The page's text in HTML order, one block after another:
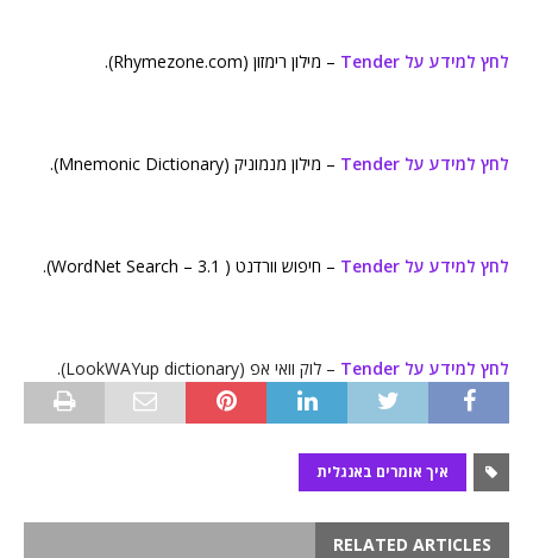
לחץ למידע על Tender – מילון רימזון (Rhymezone.com).
לחץ למידע על Tender – מילון מנמוניק (Mnemonic Dictionary).
לחץ למידע על Tender – חיפוש וורדנט ( WordNet Search – 3.1).
לחץ למידע על Tender – לוק וואי אפ (LookWAYup dictionary).
איך אומרים באנגלית
RELATED ARTICLES